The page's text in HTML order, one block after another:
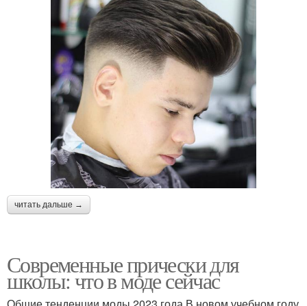
читать дальше →
Современные прически для
школы: что в моде сейчас